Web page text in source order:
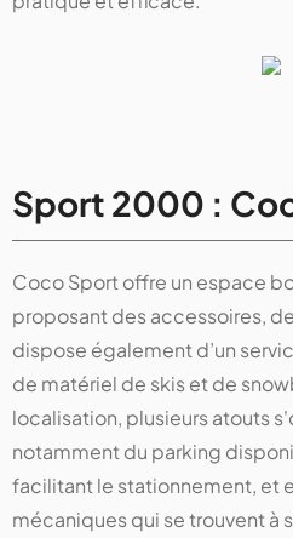
Sport 2000 :
Coco Sport offre un espace
proposant des accessoires,
dispose également d’un
de matériel de skis et de
localisation, plusieurs atouts
notamment du parking
facilitant le stationnement, et
mécaniques qui se trouvent à